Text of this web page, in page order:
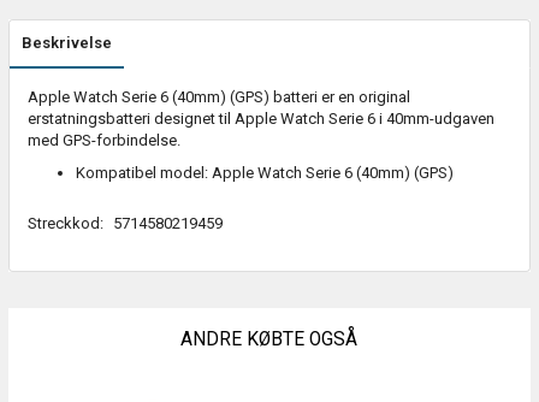
Beskrivelse
Apple Watch Serie 6 (40mm) (GPS) batteri er en original
erstatningsbatteri designet til Apple Watch Serie 6 i 40mm-udgaven
med GPS-forbindelse.
Kompatibel model: Apple Watch Serie 6 (40mm) (GPS)
Streckkod: 5714580219459
ANDRE KØBTE OGSÅ